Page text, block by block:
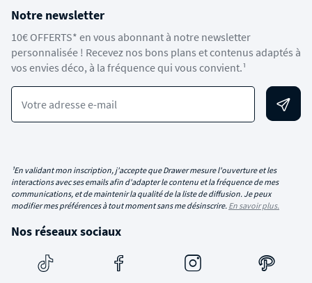
Notre newsletter
10€ OFFERTS* en vous abonnant à notre newsletter
personnalisée ! Recevez nos bons plans et contenus adaptés à
vos envies déco, à la fréquence qui vous convient.¹
Votre adresse e-mail
¹En validant mon inscription, j'accepte que Drawer mesure l'ouverture et les
interactions avec ses emails afin d'adapter le contenu et la fréquence de mes
communications, et de maintenir la qualité de la liste de diffusion. Je peux
modifier mes préférences à tout moment sans me désinscrire. En savoir plus.
Nos réseaux sociaux